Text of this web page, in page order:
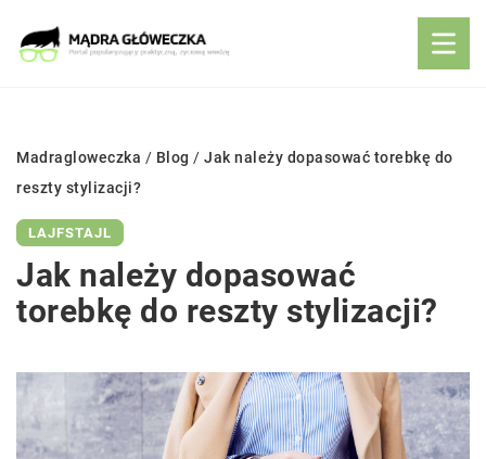
Madragloweczka / Blog / Jak należy dopasować torebkę do
reszty stylizacji?
LAJFSTAJL
Jak należy dopasować
torebkę do reszty stylizacji?